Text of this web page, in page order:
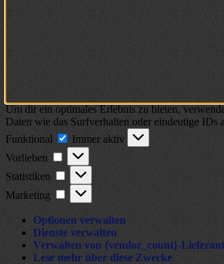
Um dir ein optimales Erlebnis zu bieten,
Daten wie das Surfverhalten oder eindeutige
Funktional
Funktional
Immer aktiv
Vorlieben
Vorlieben
Statistiken Statistiken
Marketing Marketing
Optionen verwalten
Dienste verwalten
Verwalten von {vendor_count}-
Lese mehr über diese Zwecke